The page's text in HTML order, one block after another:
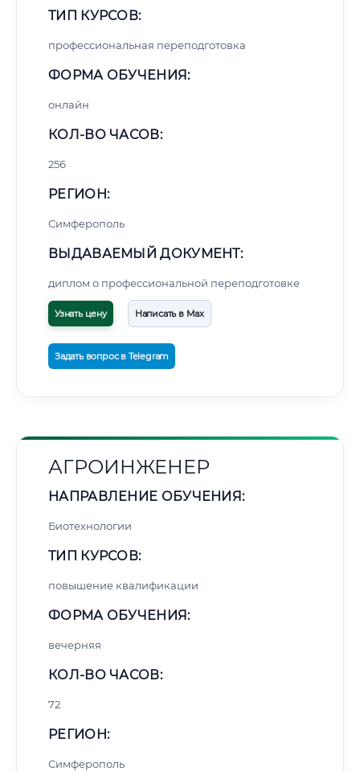
ТИП КУРСОВ:
профессиональная переподготовка
ФОРМА ОБУЧЕНИЯ:
онлайн
КОЛ-ВО ЧАСОВ:
256
РЕГИОН:
Симферополь
ВЫДАВАЕМЫЙ ДОКУМЕНТ:
диплом о профессиональной переподготовке
Узнать цену Написать в Max
Задать вопрос в Telegram
АГРОИНЖЕНЕР
НАПРАВЛЕНИЕ ОБУЧЕНИЯ:
Биотехнологии
ТИП КУРСОВ:
повышение квалификации
ФОРМА ОБУЧЕНИЯ:
вечерняя
КОЛ-ВО ЧАСОВ:
72
РЕГИОН:
Симферополь